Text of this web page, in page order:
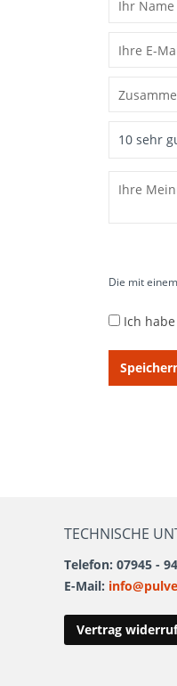
Die mit
Ich
TECHNISCHE
Telefon: 07945 -
E-Mail:
Vertrag